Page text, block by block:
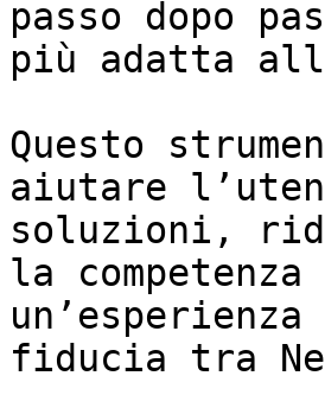
passo dopo
più adatta
Questo
aiutare
soluzioni,
la
fiducia tra